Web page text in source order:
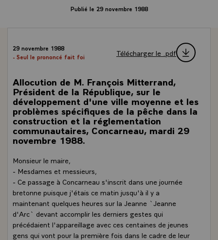
Publié le 29 novembre 1988
29 novembre 1988
- Seul le prononcé fait foi
Télécharger le .pdf
Allocution de M. François Mitterrand,
Président de la République, sur le
développement d'une ville moyenne et les
problèmes spécifiques de la pêche dans la
construction et la réglementation
communautaires, Concarneau, mardi 29
novembre 1988.
Monsieur le maire,
- Mesdames et messieurs,
- Ce passage à Concarneau s'inscrit dans une journée
bretonne puisque j'étais ce matin jusqu'à il y a
maintenant quelques heures sur la Jeanne `Jeanne
d'Arc` devant accomplir les derniers gestes qui
précédaient l'appareillage avec ces centaines de jeunes
gens qui vont pour la première fois dans le cadre de leur